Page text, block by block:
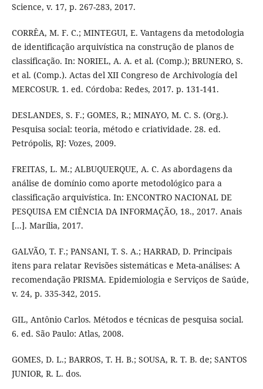
Science, v. 17, p. 267-283, 2017.
CORRÊA, M. F. C.; MINTEGUI, E. Vantagens da metodologia
de identificação arquivística na construção de planos de
classificação. In: NORIEL, A. A. et al. (Comp.); BRUNERO, S.
et al. (Comp.). Actas del XII Congreso de Archivología del
MERCOSUR. 1. ed. Córdoba: Redes, 2017. p. 131-141.
DESLANDES, S. F.; GOMES, R.; MINAYO, M. C. S. (Org.).
Pesquisa social: teoria, método e criatividade. 28. ed.
Petrópolis, RJ: Vozes, 2009.
FREITAS, L. M.; ALBUQUERQUE, A. C. As abordagens da
análise de domínio como aporte metodológico para a
classificação arquivística. In: ENCONTRO NACIONAL DE
PESQUISA EM CIÊNCIA DA INFORMAÇÃO, 18., 2017. Anais
[...]. Marília, 2017.
GALVÃO, T. F.; PANSANI, T. S. A.; HARRAD, D. Principais
itens para relatar Revisões sistemáticas e Meta-análises: A
recomendação PRISMA. Epidemiologia e Serviços de Saúde,
v. 24, p. 335-342, 2015.
GIL, Antônio Carlos. Métodos e técnicas de pesquisa social.
6. ed. São Paulo: Atlas, 2008.
GOMES, D. L.; BARROS, T. H. B.; SOUSA, R. T. B. de; SANTOS
JUNIOR, R. L. dos.